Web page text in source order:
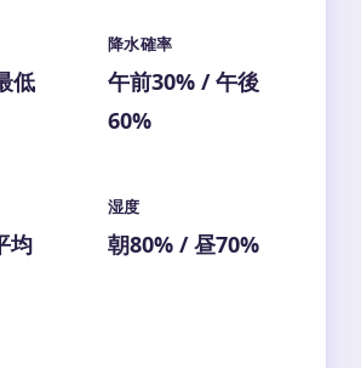
低
降水確率
午前30% / 午後
60%
均
湿度
朝80% / 昼70%